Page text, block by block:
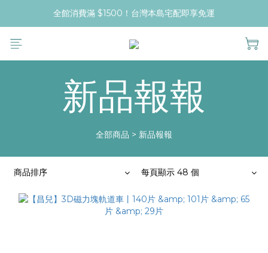
全館消費滿 $1500！台灣本島宅配即享免運
新品報報
全部商品 > 新品報報
商品排序 每頁顯示 48 個